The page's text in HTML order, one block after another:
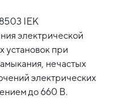
IEK
электрической
установок при
нечастых
электрических
до 660 В.